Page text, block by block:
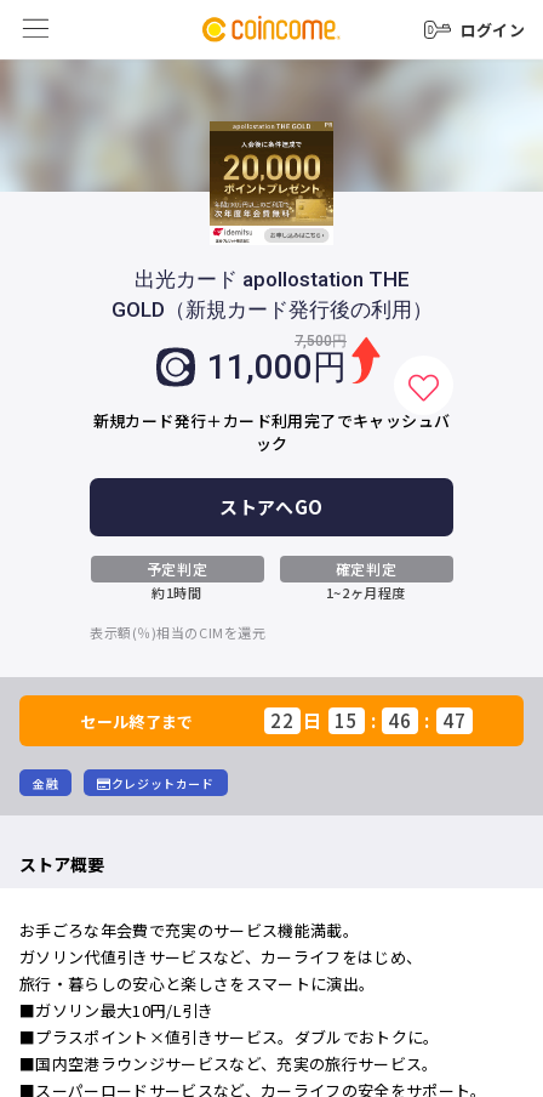
ログイン
出光カード apollostation THE
GOLD（新規カード発行後の利用）
11,000円
7,500円
新規カード発行＋カード利用完了でキャッシュバ
ック
ストアへGO
予定判定
約1時間
確定判定
1~2ヶ月程度
表示額(％)相当のCIMを還元
セール終了まで 22 日 15 : 46 : 47
金融 クレジットカード
ストア概要
お手ごろな年会費で充実のサービス機能満載。
ガソリン代値引きサービスなど、カーライフをはじめ、
旅行・暮らしの安心と楽しさをスマートに演出。
■ガソリン最大10円/L引き
■プラスポイント×値引きサービス。ダブルでおトクに。
■国内空港ラウンジサービスなど、充実の旅行サービス。
■スーパーロードサービスなど、カーライフの安全をサポート。